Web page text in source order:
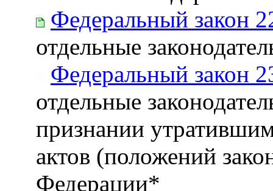
Федеральный закон
отдельные
Федеральный закон
отдельные
признании
актов (положений
Федерации*